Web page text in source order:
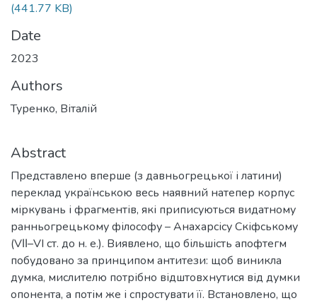
(441.77 KB)
Date
2023
Authors
Туренко, Віталій
Abstract
Представлено вперше (з давньогрецької і латини)
переклад українською весь наявний натепер корпус
міркувань і фрагментів, які приписуються видатному
ранньогрецькому філософу – Анахарсісу Скіфському
(VΙΙ–VI ст. до н. е.). Виявлено, що більшість апофтегм
побудовано за принципом антитези: щоб виникла
думка, мислителю потрібно відштовхнутися від думки
опонента, а потім же і спростувати її. Встановлено, що